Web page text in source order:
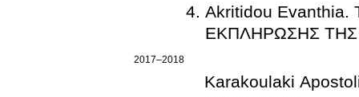
Akritidou
ΕΚΠΛΗΡΩΣΗΣ
2017–2018
Karakoulaki